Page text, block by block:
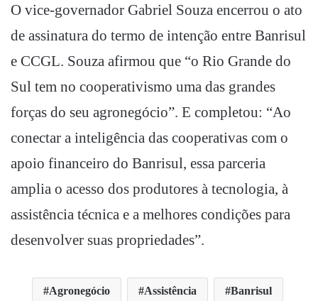
O vice-governador Gabriel Souza encerrou o ato
de assinatura do termo de intenção entre Banrisul
e CCGL. Souza afirmou que “o Rio Grande do
Sul tem no cooperativismo uma das grandes
forças do seu agronegócio”. E completou: “Ao
conectar a inteligência das cooperativas com o
apoio financeiro do Banrisul, essa parceria
amplia o acesso dos produtores à tecnologia, à
assistência técnica e a melhores condições para
desenvolver suas propriedades”.
Agronegócio Assistência Banrisul